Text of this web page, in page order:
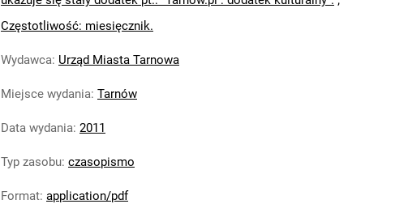
Częstotliwość: miesięcznik.
Wydawca: Urząd Miasta Tarnowa
Miejsce wydania: Tarnów
Data wydania: 2011
Typ zasobu: czasopismo
Format: application/pdf